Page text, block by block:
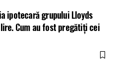
ipotecară grupului Lloyds
Cum au fost pregătiți cei